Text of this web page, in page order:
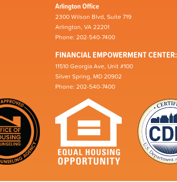
Arlington Office
2300 Wilson Blvd, Suite 719
Arlington, VA 22201
Phone: 202-540-7400
FINANCIAL EMPOWERMENT CENTER:
11510 Georgia Ave, Unit #100
Silver Spring, MD 20902
Phone: 202-540-7400